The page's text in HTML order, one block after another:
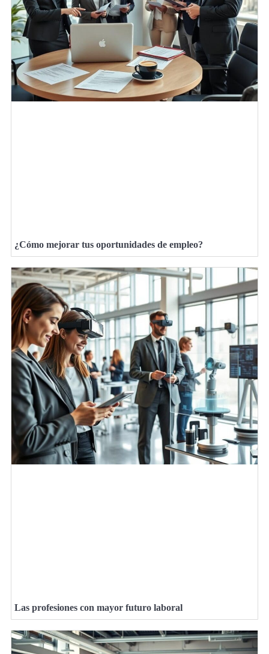
¿Cómo mejorar tus oportunidades de empleo?
Las profesiones con mayor futuro laboral